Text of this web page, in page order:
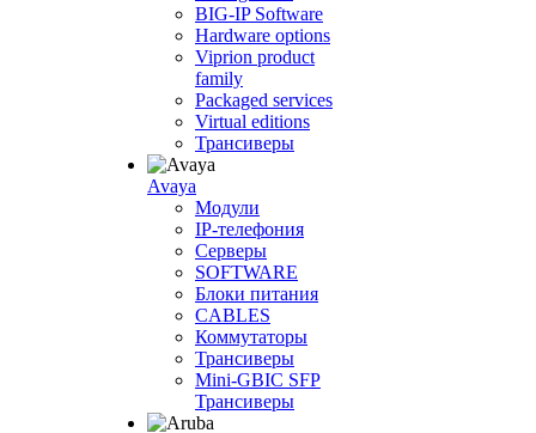
BIG-IP Software
Hardware options
Viprion product
family
Packaged services
Virtual editions
Трансиверы
Avaya
Модули
IP-телефония
Серверы
SOFTWARE
Блоки питания
CABLES
Коммутаторы
Трансиверы
Mini-GBIC SFP
Трансиверы